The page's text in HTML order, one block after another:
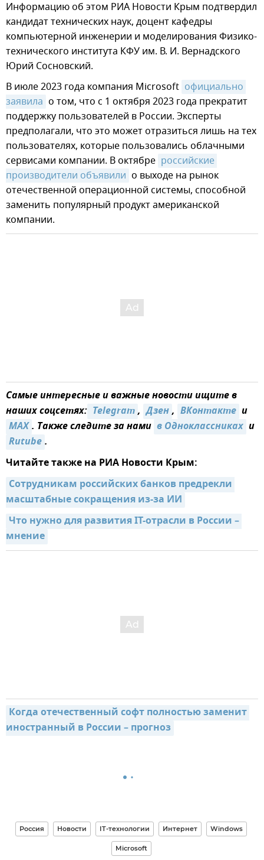
Информацию об этом РИА Новости Крым подтвердил
кандидат технических наук, доцент кафедры
компьютерной инженерии и моделирования Физико-
технического института КФУ им. В. И. Вернадского
Юрий Сосновский.
В июле 2023 года компания Microsoft официально
заявила о том, что с 1 октября 2023 года прекратит
поддержку пользователей в России. Эксперты
предполагали, что это может отразиться лишь на тех
пользователях, которые пользовались облачными
сервисами компании. В октябре российские
производители объявили о выходе на рынок
отечественной операционной системы, способной
заменить популярный продукт американской
компании.
Самые интересные и важные новости ищите в
наших соцсетях: Telegram, Дзен, ВКонтакте и
MAX. Также следите за нами в Одноклассниках и
Rutube.
Читайте также на РИА Новости Крым:
Сотрудникам российских банков предрекли
масштабные сокращения из-за ИИ
Что нужно для развития IT-отрасли в России –
мнение
Когда отечественный софт полностью заменит
иностранный в России – прогноз
Россия Новости IT-технологии Интернет Windows
Microsoft